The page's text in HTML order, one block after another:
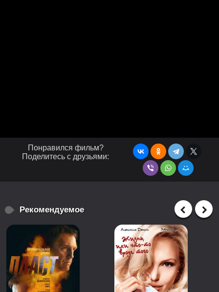
Понравился фильм?
Поделитесь с друзьями:
Рекомендуемое